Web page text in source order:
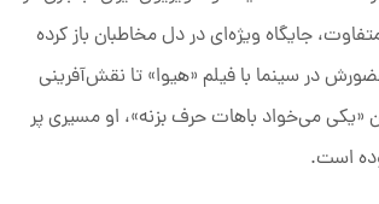
جایگاه ویژه‌ای در دل مخاطبان باز کرده
در سینما با فیلم «هیوا» تا نقش‌آفرینی
«یکی می‌خواد باهات حرف بزنه»، او مسیری پر
است.